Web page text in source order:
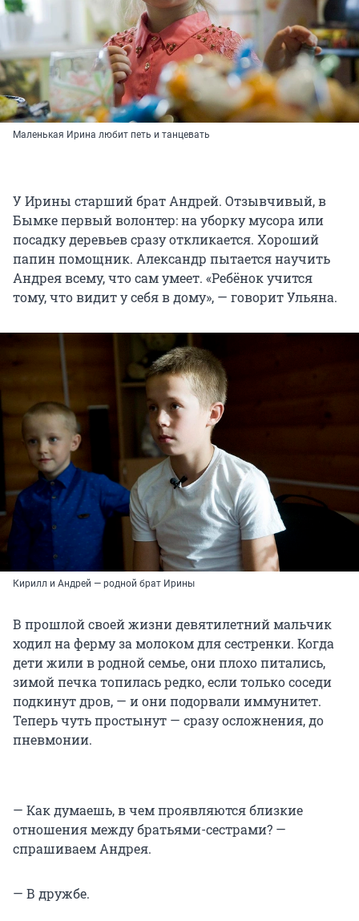
Маленькая Ирина любит петь и танцевать
У Ирины старший брат Андрей. Отзывчивый, в
Бымке первый волонтер: на уборку мусора или
посадку деревьев сразу откликается. Хороший
папин помощник. Александр пытается научить
Андрея всему, что сам умеет. «Ребёнок учится
тому, что видит у себя в дому», — говорит Ульяна.
Кирилл и Андрей — родной брат Ирины
В прошлой своей жизни девятилетний мальчик
ходил на ферму за молоком для сестренки. Когда
дети жили в родной семье, они плохо питались,
зимой печка топилась редко, если только соседи
подкинут дров, — и они подорвали иммунитет.
Теперь чуть простынут — сразу осложнения, до
пневмонии.
— Как думаешь, в чем проявляются близкие
отношения между братьями-сестрами? —
спрашиваем Андрея.
— В дружбе.